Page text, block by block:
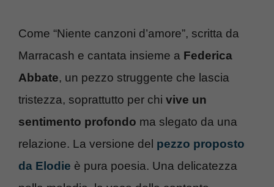
Come “Niente canzoni d’amore”, scritta da
Marracash e cantata insieme a Federica
Abbate, un pezzo struggente che lascia
tristezza, soprattutto per chi vive un
sentimento profondo ma slegato da una
relazione. La versione del pezzo proposto
da Elodie è pura poesia. Una delicatezza